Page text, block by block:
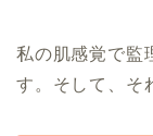
私の肌感覚で監
す。そして、そ